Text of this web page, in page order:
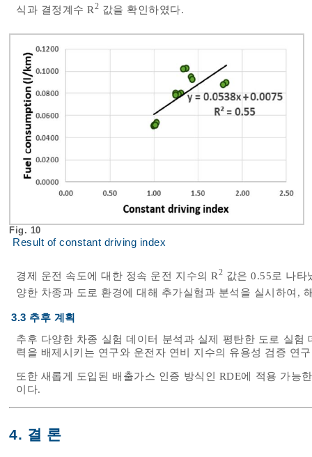
식과 결정계수 R2 값을 확인하였다.
Fig. 10
Result of constant driving index
경제 운전 속도에 대한 정속 운전 지수의 R2 값은 0.55로 나타
양한 차종과 도로 환경에 대해 추가실험과 분석을 실시하여,
3.3 추후 계획
추후 다양한 차종 실험 데이터 분석과 실제 평탄한 도로 실
력을 배제시키는 연구와 운전자 연비 지수의 유용성 검증 연
또한 새롭게 도입된 배출가스 인증 방식인 RDE에 적용 가능
이다.
4. 결 론